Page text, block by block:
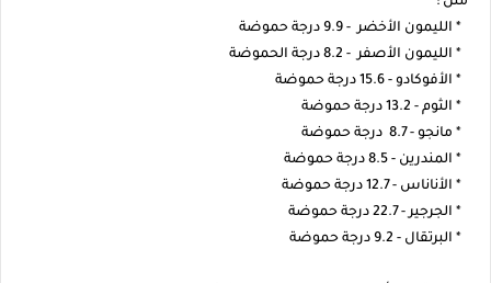
* الليمون الأخضر - 9.9 درجة حموضة
* الليمون الأصفر - 8.2 درجة الحموضة
* الأفوكادو - 15.6 درجة حموضة
* الثوم - 13.2 درجة حموضة
* مانجو - 8.7 درجة حموضة
* المندرين - 8.5 درجة حموضة
* الأناناس - 12.7 درجة حموضة
* الجرجير - 22.7 درجة حموضة
* البرتقال - 9.2 درجة حموضة